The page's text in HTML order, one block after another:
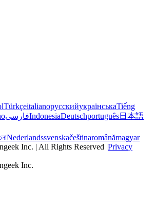
TürkçeitalianoрусскийукраїнськаTiếng
فارسیIndonesiaDeutschportuguês日本語
Nederlandssvenskačeštinaromânămagyar
Inc. | All Rights Reserved |Privacy
Inc.